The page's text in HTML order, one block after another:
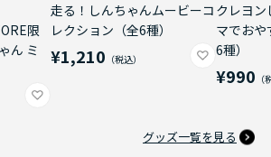
限
ん ミ
走る！しんちゃんムービーコ
レクション（全6種）
¥1,210
クレヨ
マでお
6種）
¥990
グッズ一覧を見る